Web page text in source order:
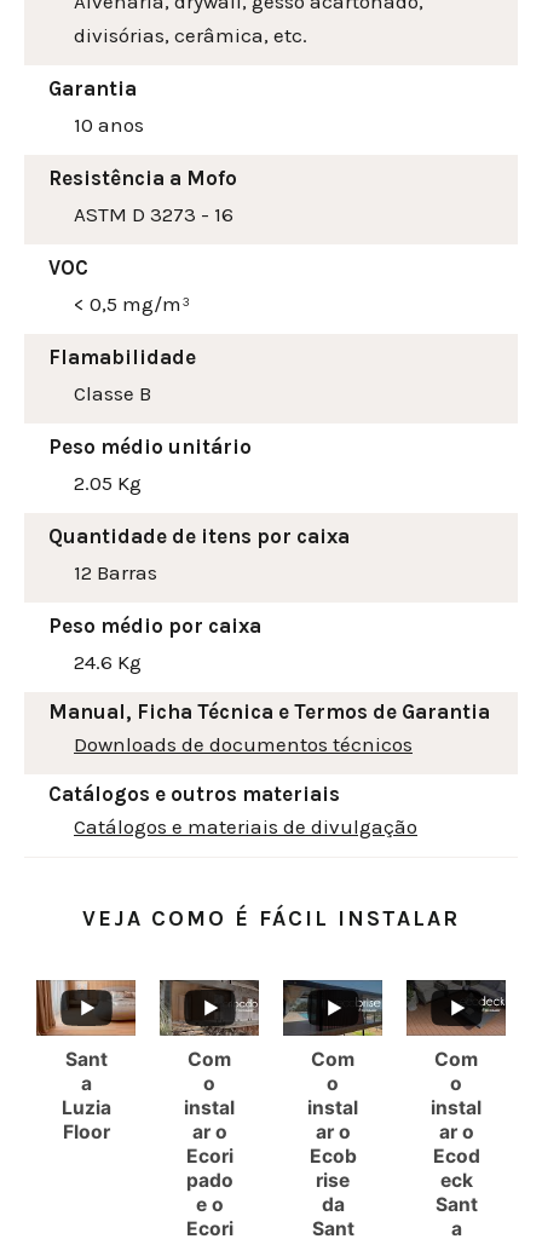
divisórias, cerâmica, etc.
Garantia
10 anos
Resistência a Mofo
ASTM D 3273 - 16
VOC
< 0,5 mg/m³
Flamabilidade
Classe B
Peso médio unitário
2.05 Kg
Quantidade de itens por caixa
12 Barras
Peso médio por caixa
24.6 Kg
Manual, Ficha Técnica e Termos de Garantia
Downloads de documentos técnicos
Catálogos e outros materiais
Catálogos e materiais de divulgação
VEJA COMO É FÁCIL INSTALAR
Sant
a
Luzia
Floor
Com
o
instal
ar o
Ecori
pado
e o
Ecori
Com
o
instal
ar o
Ecob
rise
da
Sant
Com
o
instal
ar o
Ecod
eck
Sant
a